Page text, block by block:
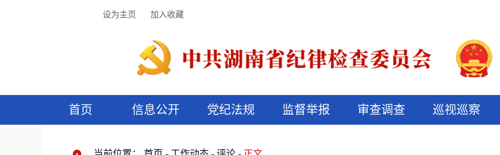
设为主页 加入收藏
首页 信息公开 党纪法规 监督举报 审查调查 巡视巡察